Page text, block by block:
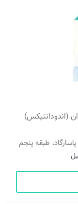
(اندودانتیکس)